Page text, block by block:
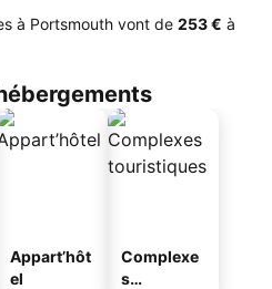
à Portsmouth vont de ‎253 € à
Appart’hôt
el
Complexe
s